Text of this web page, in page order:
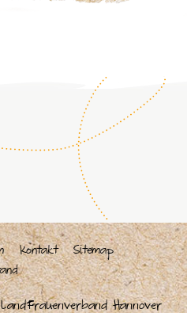
Kontakt
Sitemap
Hannover